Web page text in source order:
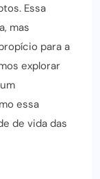
Essa
mas
para a
explorar
essa
de vida das